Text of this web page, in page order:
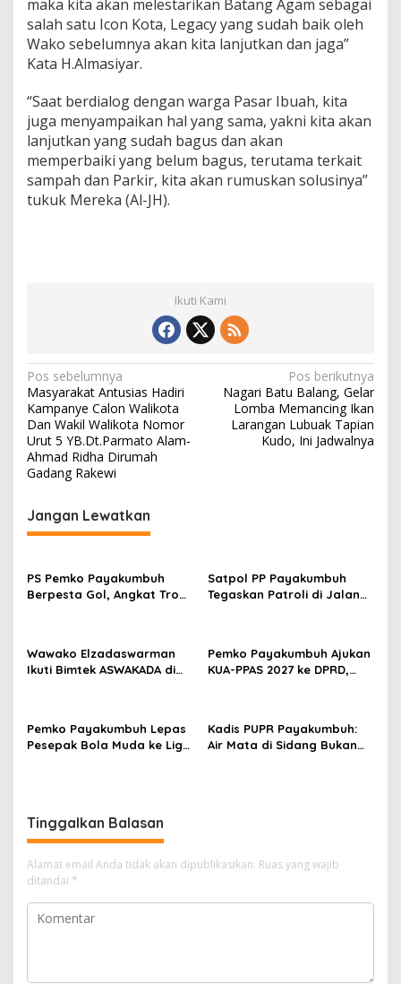
maka kita akan melestarikan Batang Agam sebagai
salah satu Icon Kota, Legacy yang sudah baik oleh
Wako sebelumnya akan kita lanjutkan dan jaga”
Kata H.Almasiyar.
“Saat berdialog dengan warga Pasar Ibuah, kita
juga menyampaikan hal yang sama, yakni kita akan
lanjutkan yang sudah bagus dan akan
memperbaiki yang belum bagus, terutama terkait
sampah dan Parkir, kita akan rumuskan solusinya”
tukuk Mereka (Al-JH).
Ikuti Kami
N
a
v
i
g
a
s
p
o
Pos sebelumnya
Masyarakat Antusias Hadiri
Kampanye Calon Walikota
Dan Wakil Walikota Nomor
Urut 5 YB.Dt.Parmato Alam-
Ahmad Ridha Dirumah
Gadang Rakewi
Pos berikutnya
Nagari Batu Balang, Gelar
Lomba Memancing Ikan
Larangan Lubuak Tapian
Kudo, Ini Jadwalnya
Jangan Lewatkan
PS Pemko Payakumbuh
Berpesta Gol, Angkat Trofi
Satpol PP Payakumbuh
Tegaskan Patroli di Jalan
Wawako Elzadaswarman
Ikuti Bimtek ASWAKADA di
Pemko Payakumbuh Ajukan
KUA-PPAS 2027 ke DPRD,
Pemko Payakumbuh Lepas
Pesepak Bola Muda ke Liga
Kadis PUPR Payakumbuh:
Air Mata di Sidang Bukan
Tinggalkan Balasan
Alamat email Anda tidak akan dipublikasikan. Ruas yang wajib
ditandai *